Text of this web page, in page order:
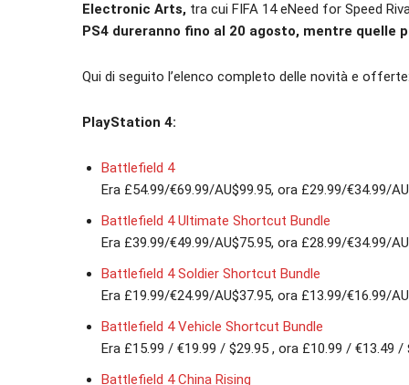
Electronic Arts, tra cui FIFA 14 eNeed for Speed
PS4 dureranno fino al 20 agosto, mentre quelle
Qui di seguito l’elenco completo delle novità e offerte:
PlayStation 4:
Battlefield 4
Era £54.99/€69.99/AU$99.95, ora £29.99/€34.99/
Battlefield 4 Ultimate Shortcut Bundle
Era £39.99/€49.99/AU$75.95, ora £28.99/€34.99/
Battlefield 4 Soldier Shortcut Bundle
Era £19.99/€24.99/AU$37.95, ora £13.99/€16.99/
Battlefield 4 Vehicle Shortcut Bundle
Era £15.99 / €19.99 / $29.95 , ora £10.99 / €13.49 /
Battlefield 4 China Rising